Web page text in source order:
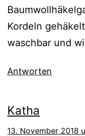
Kordeln
waschbar und
Antworten
Katha
13. November 2018